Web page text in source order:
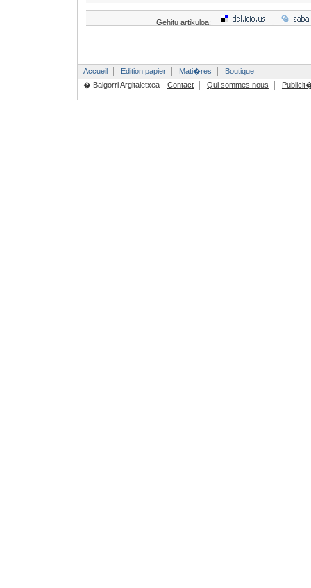
Gehitu artikuloa:
Accueil Edition papier Mati�res
Boutique
� Baigorri Argitaletxea
Contact Qui sommes nous